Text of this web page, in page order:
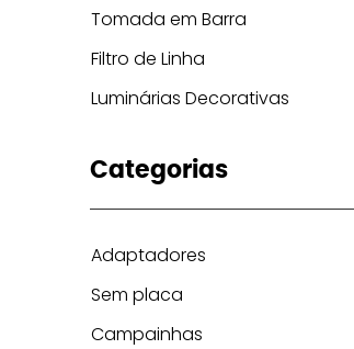
Tomada em Barra
Filtro de Linha
Luminárias Decorativas
Categorias
Adaptadores
Sem placa
Campainhas